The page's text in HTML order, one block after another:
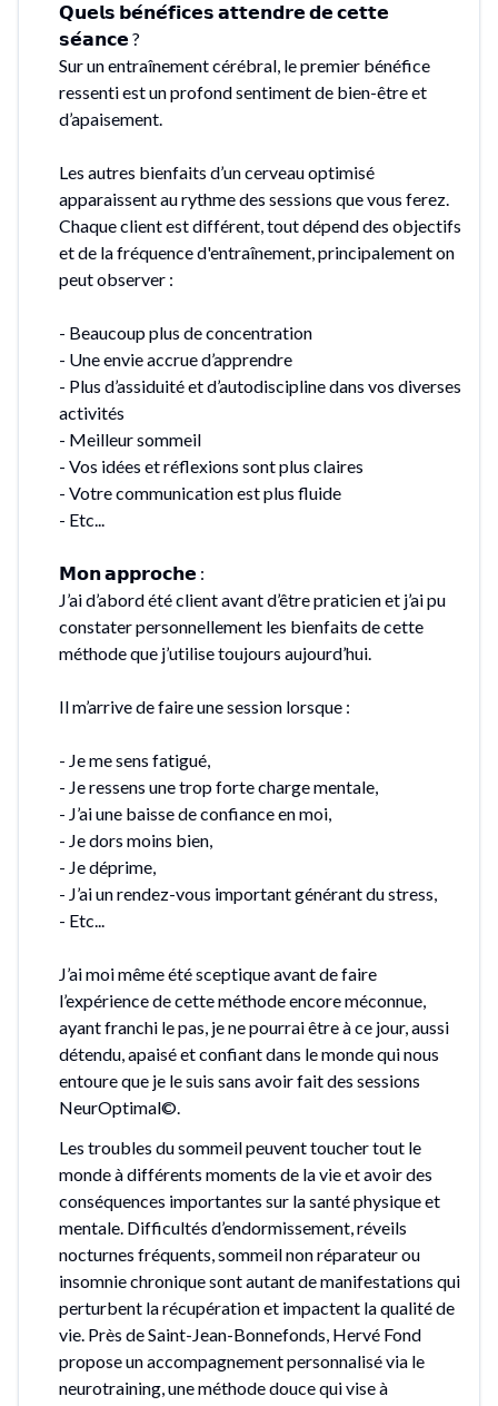
𝗤𝘂𝗲𝗹𝘀 𝗯𝗲́𝗻𝗲́𝗳𝗶𝗰𝗲𝘀 𝗮𝘁𝘁𝗲𝗻𝗱𝗿𝗲 𝗱𝗲 𝗰𝗲𝘁𝘁𝗲
𝘀𝗲́𝗮𝗻𝗰𝗲 ?
Sur un entraînement cérébral, le premier bénéfice
ressenti est un profond sentiment de bien-être et
d’apaisement.
Les autres bienfaits d’un cerveau optimisé
apparaissent au rythme des sessions que vous ferez.
Chaque client est différent, tout dépend des objectifs
et de la fréquence d'entraînement, principalement on
peut observer :
- Beaucoup plus de concentration
- Une envie accrue d’apprendre
- Plus d’assiduité et d’autodiscipline dans vos diverses
activités
- Meilleur sommeil
- Vos idées et réflexions sont plus claires
- Votre communication est plus fluide
- Etc...
𝗠𝗼𝗻 𝗮𝗽𝗽𝗿𝗼𝗰𝗵𝗲 :
J’ai d’abord été client avant d’être praticien et j’ai pu
constater personnellement les bienfaits de cette
méthode que j’utilise toujours aujourd’hui.
Il m’arrive de faire une session lorsque :
- Je me sens fatigué,
- Je ressens une trop forte charge mentale,
- J’ai une baisse de confiance en moi,
- Je dors moins bien,
- Je déprime,
- J’ai un rendez-vous important générant du stress,
- Etc...
J’ai moi même été sceptique avant de faire
l’expérience de cette méthode encore méconnue,
ayant franchi le pas, je ne pourrai être à ce jour, aussi
détendu, apaisé et confiant dans le monde qui nous
entoure que je le suis sans avoir fait des sessions
NeurOptimal©.
Les troubles du sommeil peuvent toucher tout le
monde à différents moments de la vie et avoir des
conséquences importantes sur la santé physique et
mentale. Difficultés d’endormissement, réveils
nocturnes fréquents, sommeil non réparateur ou
insomnie chronique sont autant de manifestations qui
perturbent la récupération et impactent la qualité de
vie. Près de Saint-Jean-Bonnefonds, Hervé Fond
propose un accompagnement personnalisé via le
neurotraining, une méthode douce qui vise à